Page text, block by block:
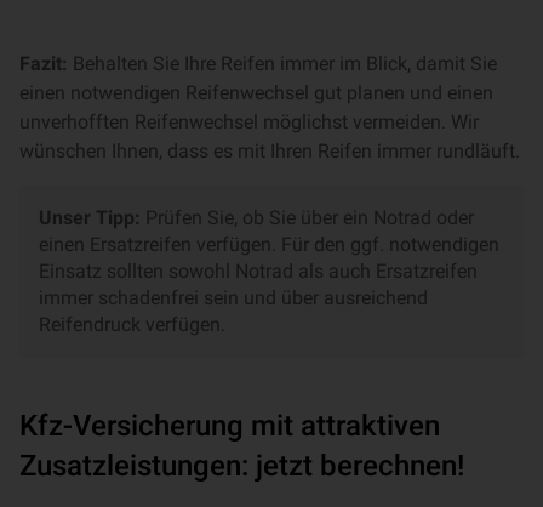
Fazit: Behalten Sie Ihre Reifen immer im Blick, damit Sie
einen notwendigen Reifenwechsel gut planen und einen
unverhofften Reifenwechsel möglichst vermeiden. Wir
wünschen Ihnen, dass es mit Ihren Reifen immer rundläuft.
Unser Tipp: Prüfen Sie, ob Sie über ein Notrad oder
einen Ersatzreifen verfügen. Für den ggf. notwendigen
Einsatz sollten sowohl Notrad als auch Ersatzreifen
immer schadenfrei sein und über ausreichend
Reifendruck verfügen.
Kfz-Versicherung mit attraktiven
Zusatzleistungen: jetzt berechnen!